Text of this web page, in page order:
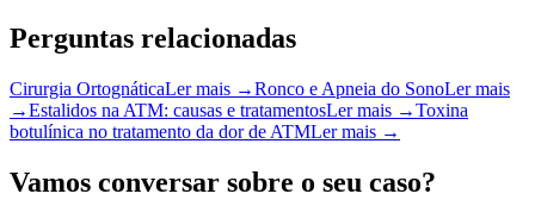
Perguntas relacionadas
Cirurgia OrtognáticaLer mais →Ronco e Apneia do SonoLer mais
→Estalidos na ATM: causas e tratamentosLer mais →Toxina
botulínica no tratamento da dor de ATMLer mais →
Vamos conversar sobre o seu caso?